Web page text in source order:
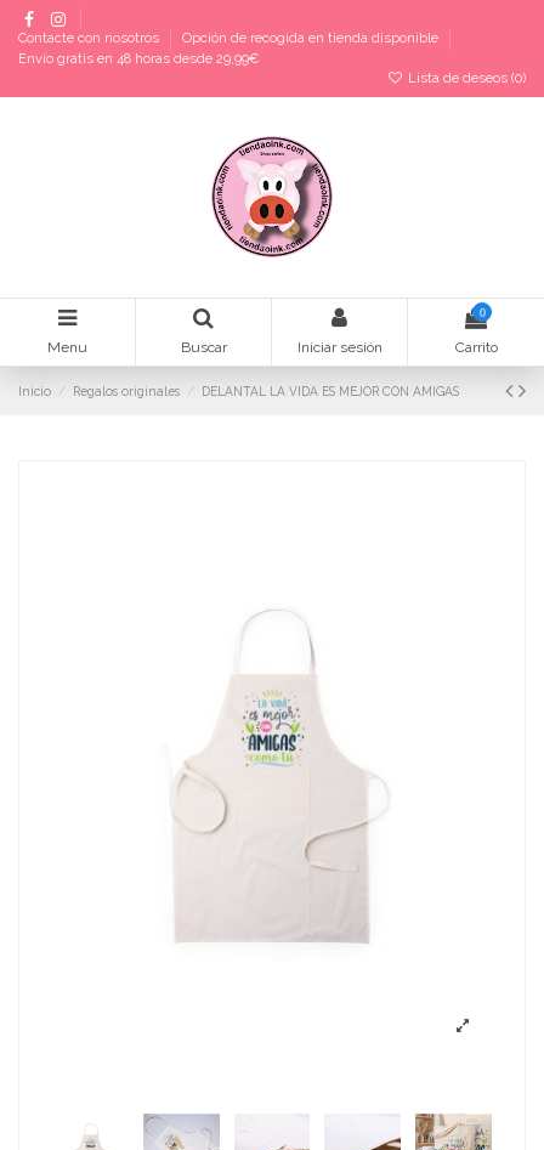
Contacte con nosotros
Opción de recogida en tienda disponible
Envío gratis en 48 horas desde 29,99€
Lista de deseos (0)
Menu Buscar Iniciar sesión
0
Carrito
Inicio Regalos originales DELANTAL LA VIDA ES MEJOR CON AMIGAS